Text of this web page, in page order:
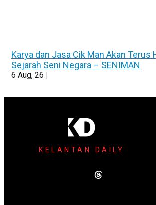
Karya dan Jasa Cik Man Akan Terus
Sejarah Seni Negara – SENIMAN
6 Aug, 26 |
KELANTAN DAILY